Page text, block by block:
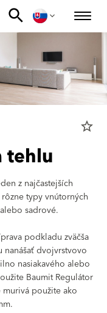
star_border
tehlu
z najčastejších
typy vnútorných
sadrové.
podkladu zväčša
dvojvrstvovo
nasiakavého alebo
Baumit Regulátor
murivá použite ako